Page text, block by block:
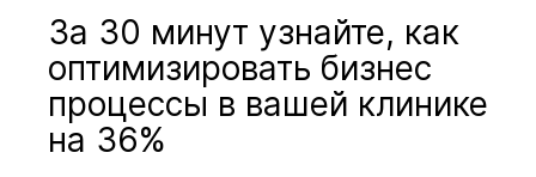
За 30 минут узнайте, как
оптимизировать бизнес
процессы в вашей клинике
на 36%